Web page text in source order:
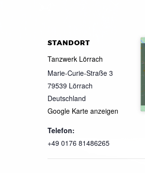
STANDORT
Tanzwerk Lörrach
Marie-Curie-Straße 3
79539 Lörrach
Deutschland
Google Karte anzeigen
Telefon:
+49 0176 81486265